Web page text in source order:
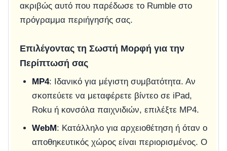
ακριβώς αυτό που παρέδωσε το Rumble στο
πρόγραμμα περιήγησής σας.
Επιλέγοντας τη Σωστή Μορφή για την
Περίπτωσή σας
MP4: Ιδανικό για μέγιστη συμβατότητα. Αν
σκοπεύετε να μεταφέρετε βίντεο σε iPad,
Roku ή κονσόλα παιχνιδιών, επιλέξτε MP4.
WebM : Κατάλληλο για αρχειοθέτηση ή όταν ο
αποθηκευτικός χώρος είναι περιορισμένος. Ο